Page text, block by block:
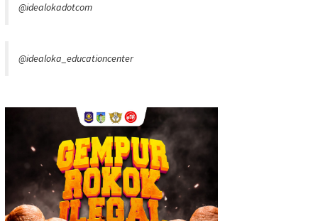
@idealokadotcom
@idealoka_educationcenter